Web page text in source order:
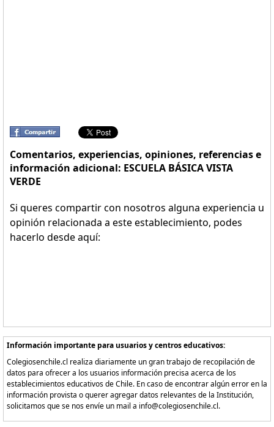
Comentarios, experiencias, opiniones, referencias e
información adicional: ESCUELA BÁSICA VISTA
VERDE
Si queres compartir con nosotros alguna experiencia u
opinión relacionada a este establecimiento, podes
hacerlo desde aquí:
Información importante para usuarios y centros educativos:
Colegiosenchile.cl realiza diariamente un gran trabajo de recopilación de
datos para ofrecer a los usuarios información precisa acerca de los
establecimientos educativos de Chile. En caso de encontrar algún error en la
información provista o querer agregar datos relevantes de la Institución,
solicitamos que se nos envíe un mail a info@colegiosenchile.cl.